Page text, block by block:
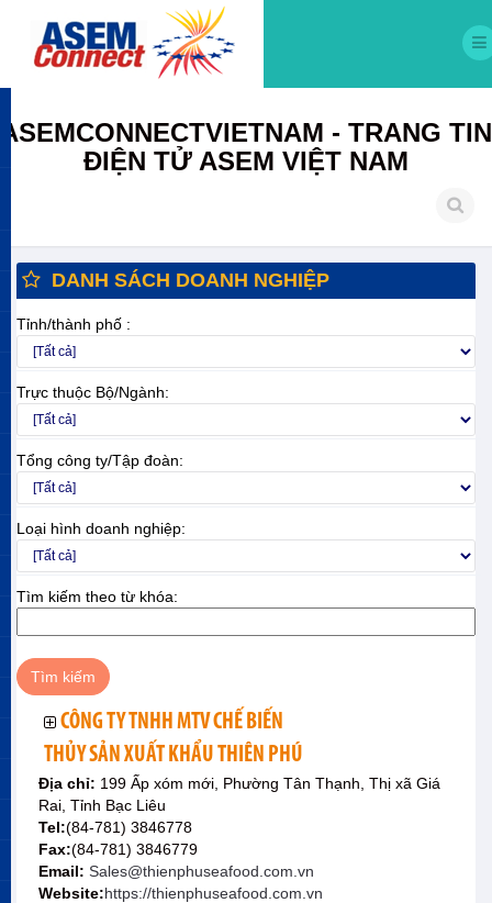
ASEMCONNECTVIETNAM - TRANG TIN
ĐIỆN TỬ ASEM VIỆT NAM
DANH SÁCH DOANH NGHIỆP
Tỉnh/thành phố :
Trực thuộc Bộ/Ngành:
Tổng công ty/Tập đoàn:
Loại hình doanh nghiệp:
Tìm kiếm theo từ khóa:
CÔNG TY TNHH MTV CHẾ BIẾN
THỦY SẢN XUẤT KHẨU THIÊN PHÚ
Địa chỉ: 199 Ấp xóm mới, Phường Tân Thạnh, Thị xã Giá
Rai, Tỉnh Bạc Liêu
Tel:(84-781) 3846778
Fax:(84-781) 3846779
Email: Sales@thienphuseafood.com.vn
Website:https://thienphuseafood.com.vn